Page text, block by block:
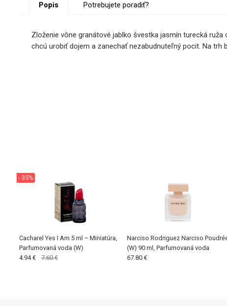
Popis Potrebujete poradiť?
Zloženie vône granátové jablko švestka jasmín turecká
chcú urobiť dojem a zanechať nezabudnuteľný pocit. Na trh
Cacharel Yes I Am 5 ml – Miniatúra,
Parfumovaná voda (W)
- 35%
4.94 € 7.60 €
Narciso Rodriguez Narciso
(W) 90 ml, Parfumovaná voda
67.80 €